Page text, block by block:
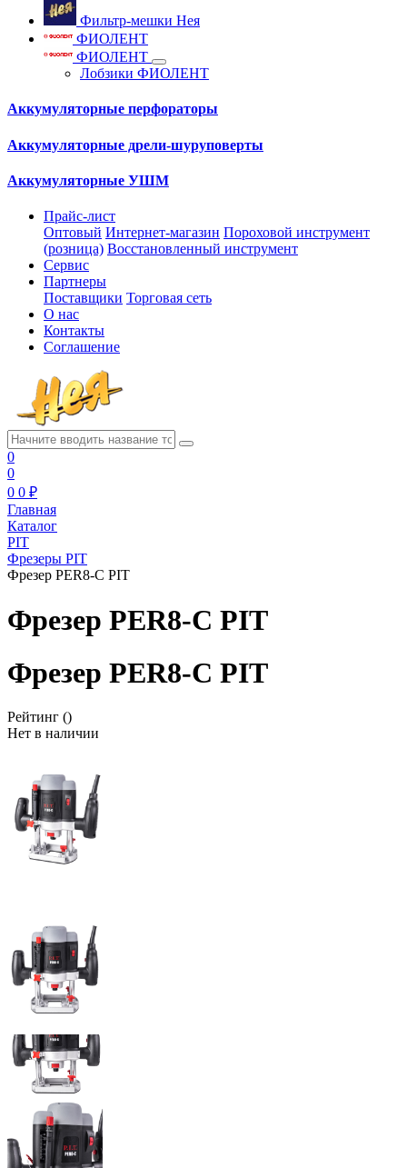
Фильтр-мешки Нея
ФИОЛЕНТ
ФИОЛЕНТ
Лобзики ФИОЛЕНТ
Аккумуляторные перфораторы
Аккумуляторные дрели-шуруповерты
Аккумуляторные УШМ
Прайс-лист
Оптовый Интернет-магазин Пороховой инструмент
(розница) Восстановленный инструмент
Сервис
Партнеры
Поставщики Торговая сеть
О нас
Контакты
Соглашение
0
0
0 0 ₽
Главная
Каталог
PIT
Фрезеры PIT
Фрезер PER8-C PIT
Фрезер PER8-C PIT
Фрезер PER8-C PIT
Рейтинг ()
Нет в наличии